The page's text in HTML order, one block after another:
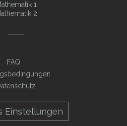
1
2
FAQ
Einstellungen